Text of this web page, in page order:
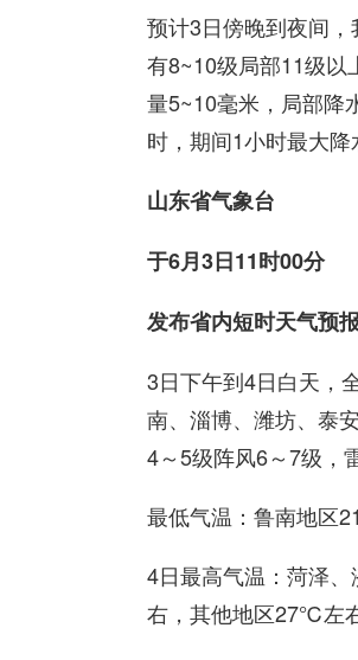
预计3日傍晚到夜间
有8~10级局部11级以
量5~10毫米，局部降
时，期间1小时最大降
山东省气象台
于6月3日11时00分
发布省内短时天气预
3日下午到4日白天，
南、淄博、潍坊、泰
4～5级阵风6～7级，
最低气温：鲁南地区
4日最高气温：菏泽
右，其他地区27℃左右